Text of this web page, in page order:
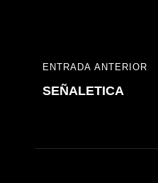
Navegación
de
ENTRADA
ANTERIOR
ENTRADA ANTERIOR
SEÑALETICA